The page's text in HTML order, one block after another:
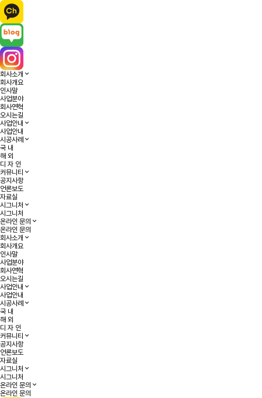
회사소개
회사개요
인사말
사업분야
회사연혁
오시는길
사업안내
사업안내
시공사례
국 내
해 외
디 자 인
커뮤니티
공지사항
언론보도
자료실
시그니처
시그니처
온라인 문의
온라인 문의
회사소개
회사개요
인사말
사업분야
회사연혁
오시는길
사업안내
사업안내
시공사례
국 내
해 외
디 자 인
커뮤니티
공지사항
언론보도
자료실
시그니처
시그니처
온라인 문의
온라인 문의